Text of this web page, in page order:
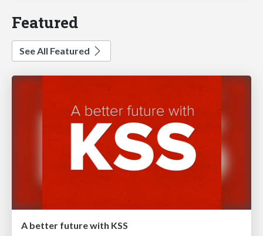
Featured
See All Featured
A better future with KSS